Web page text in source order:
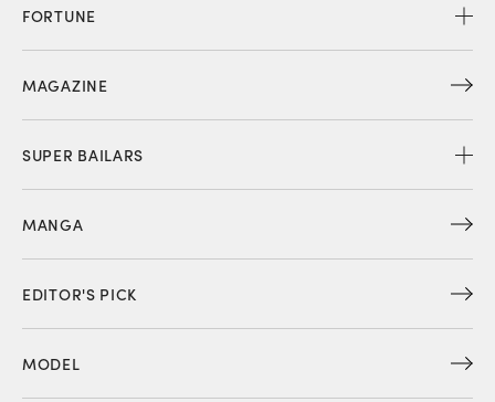
FORTUNE
MAGAZINE
SUPER BAILARS
MANGA
EDITOR'S PICK
MODEL